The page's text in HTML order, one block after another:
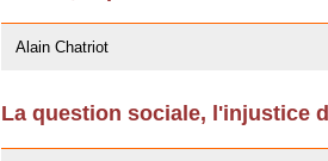
Alain Chatriot
La question sociale, l'injustice